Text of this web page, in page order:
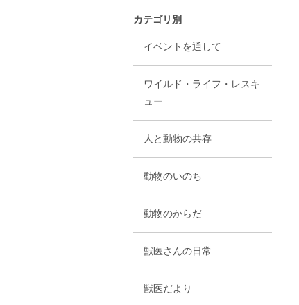
カテゴリ別
イベントを通して
ワイルド・ライフ・レスキ
ュー
人と動物の共存
動物のいのち
動物のからだ
獣医さんの日常
獣医だより